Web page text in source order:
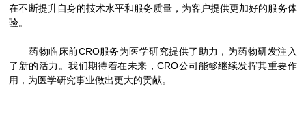
在不断提升自身的技术水平和服务质量，为客户提供更加好的服务体
验。
药物临床前CRO服务为医学研究提供了助力，为药物研发注入
了新的活力。我们期待着在未来，CRO公司能够继续发挥其重要作
用，为医学研究事业做出更大的贡献。